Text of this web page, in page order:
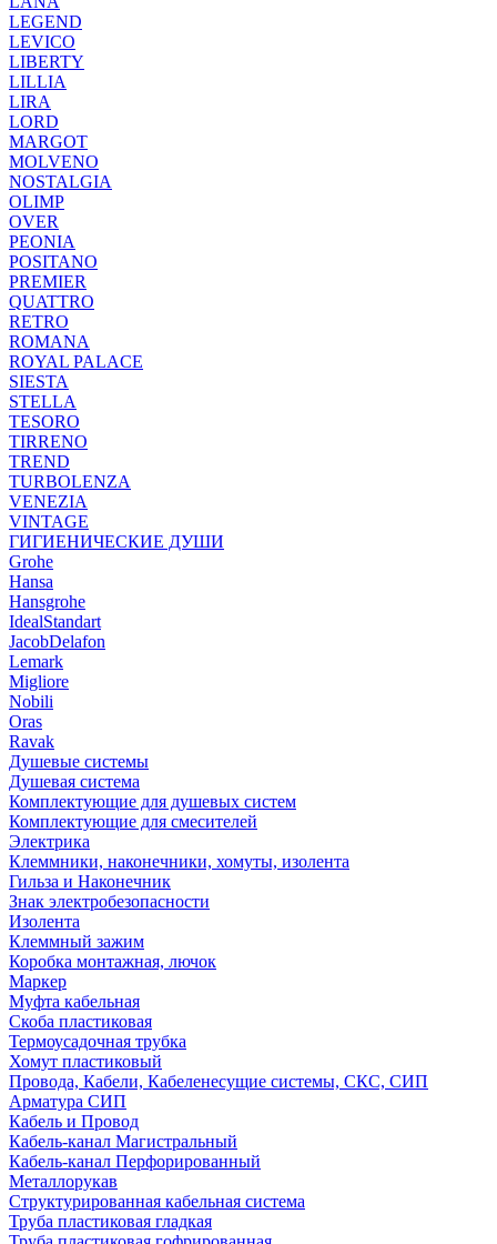
LEGEND
LEVICO
LIBERTY
LILLIA
LIRA
LORD
MARGOT
MOLVENO
NOSTALGIA
OLIMP
OVER
PEONIA
POSITANO
PREMIER
QUATTRO
RETRO
ROMANA
ROYAL PALACE
SIESTA
STELLA
TESORO
TIRRENO
TREND
TURBOLENZA
VENEZIA
VINTAGE
ГИГИЕНИЧЕСКИЕ ДУШИ
Grohe
Hansa
Hansgrohe
IdealStandart
JacobDelafon
Lemark
Migliore
Nobili
Oras
Ravak
Душевые системы
Душевая система
Комплектующие для душевых систем
Комплектующие для смесителей
Электрика
Клеммники, наконечники, хомуты, изолента
Гильза и Наконечник
Знак электробезопасности
Изолента
Клеммный зажим
Коробка монтажная, лючок
Маркер
Муфта кабельная
Скоба пластиковая
Термоусадочная трубка
Хомут пластиковый
Провода, Кабели, Кабеленесущие системы, СКС, СИП
Арматура СИП
Кабель и Провод
Кабель-канал Магистральный
Кабель-канал Перфорированный
Металлорукав
Структурированная кабельная система
Труба пластиковая гладкая